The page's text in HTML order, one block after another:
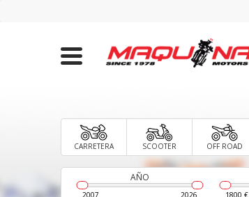
CARRETERA SCOOTER OFF ROAD
AÑO
2007 2026 1800 €